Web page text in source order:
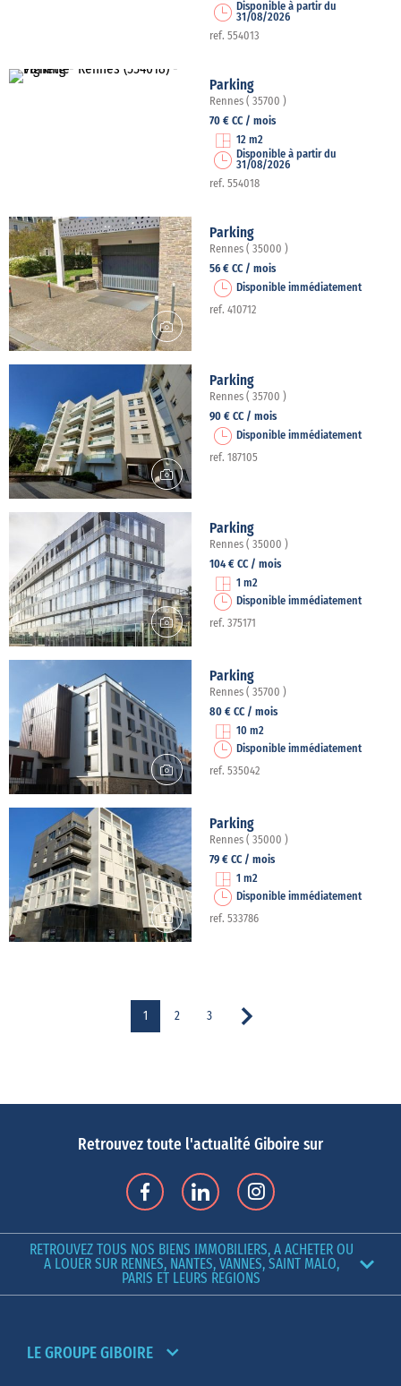
Disponible à partir du
31/08/2026
ref. 554013
Parking
Rennes ( 35700 )
70 € CC / mois
12 m2
Disponible à partir du
31/08/2026
ref. 554018
Parking
Rennes ( 35000 )
56 € CC / mois
Disponible immédiatement
ref. 410712
Parking
Rennes ( 35700 )
90 € CC / mois
Disponible immédiatement
ref. 187105
Parking
Rennes ( 35000 )
104 € CC / mois
1 m2
Disponible immédiatement
ref. 375171
Parking
Rennes ( 35700 )
80 € CC / mois
10 m2
Disponible immédiatement
ref. 535042
Parking
Rennes ( 35000 )
79 € CC / mois
1 m2
Disponible immédiatement
ref. 533786
1 2 3
Retrouvez toute l'actualité Giboire sur
RETROUVEZ TOUS NOS BIENS IMMOBILIERS, A ACHETER OU
A LOUER SUR RENNES, NANTES, VANNES, SAINT MALO,
PARIS ET LEURS REGIONS
LE GROUPE GIBOIRE